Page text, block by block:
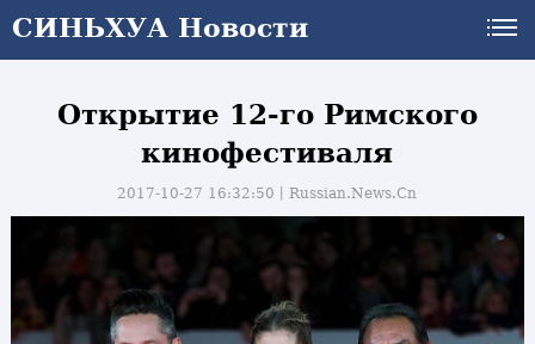
СИНЬХУА Новости
Открытие 12-го Римского
кинофестиваля
2017-10-27 16:32:50丨Russian.News.Cn